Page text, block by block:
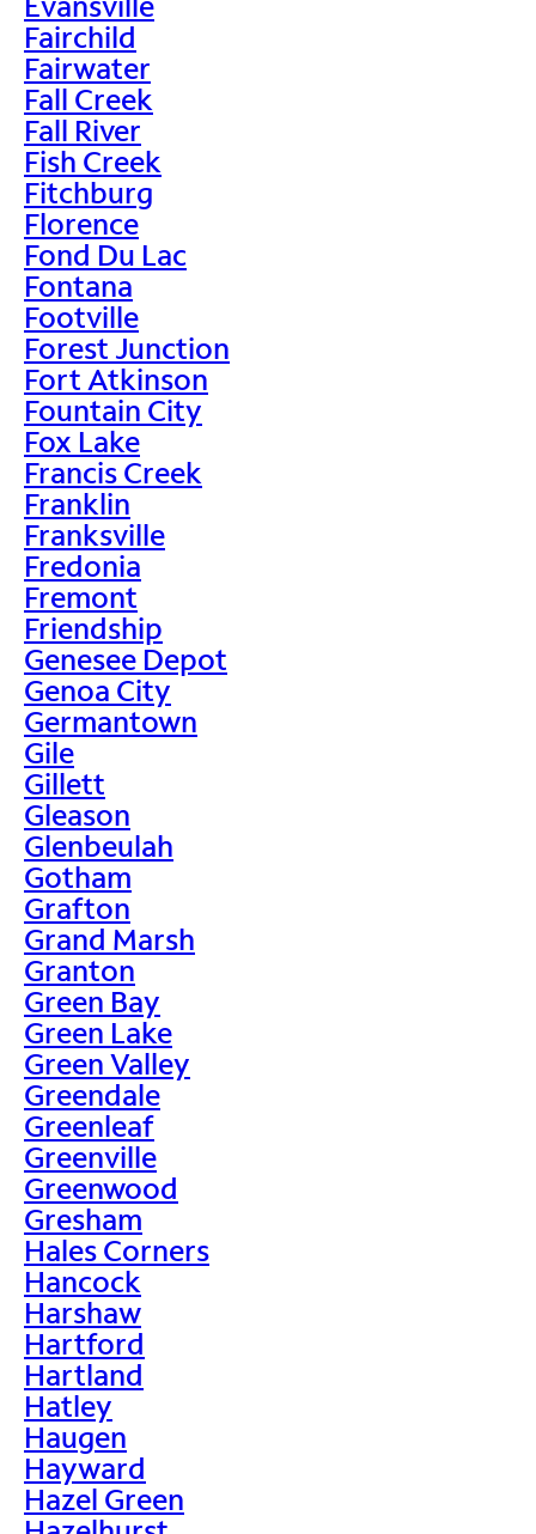
Fairchild
Fairwater
Fall Creek
Fall River
Fish Creek
Fitchburg
Florence
Fond Du Lac
Fontana
Footville
Forest Junction
Fort Atkinson
Fountain City
Fox Lake
Francis Creek
Franklin
Franksville
Fredonia
Fremont
Friendship
Genesee Depot
Genoa City
Germantown
Gile
Gillett
Gleason
Glenbeulah
Gotham
Grafton
Grand Marsh
Granton
Green Bay
Green Lake
Green Valley
Greendale
Greenleaf
Greenville
Greenwood
Gresham
Hales Corners
Hancock
Harshaw
Hartford
Hartland
Hatley
Haugen
Hayward
Hazel Green